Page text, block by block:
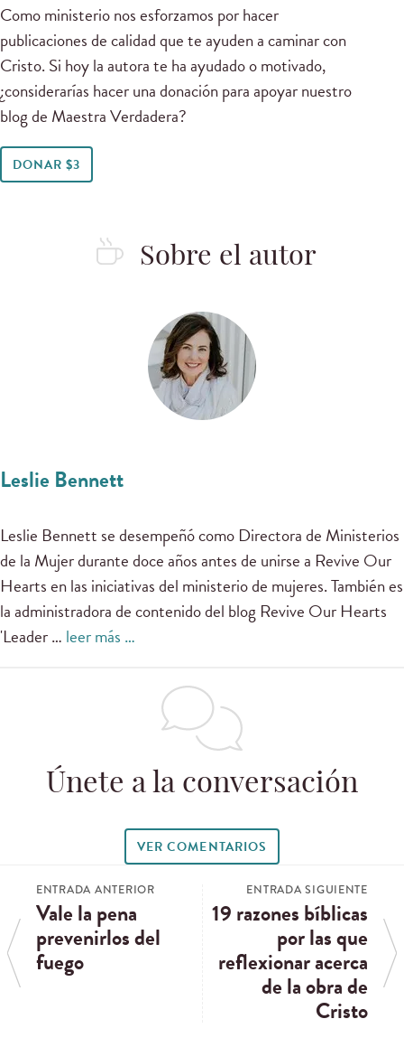
Como ministerio nos esforzamos por hacer
publicaciones de calidad que te ayuden a caminar con
Cristo. Si hoy la autora te ha ayudado o motivado,
¿considerarías hacer una donación para apoyar nuestro
blog de Maestra Verdadera?
DONAR $3
Sobre el autor
Leslie Bennett
Leslie Bennett se desempeñó como Directora de Ministerios
de la Mujer durante doce años antes de unirse a Revive Our
Hearts en las iniciativas del ministerio de mujeres. También es
la administradora de contenido del blog Revive Our Hearts
'Leader … leer más …
Únete a la conversación
VER COMENTARIOS
ENTRADA ANTERIOR
Vale la pena
prevenirlos del
fuego
ENTRADA SIGUIENTE
19 razones bíblicas
por las que
reflexionar acerca
de la obra de
Cristo